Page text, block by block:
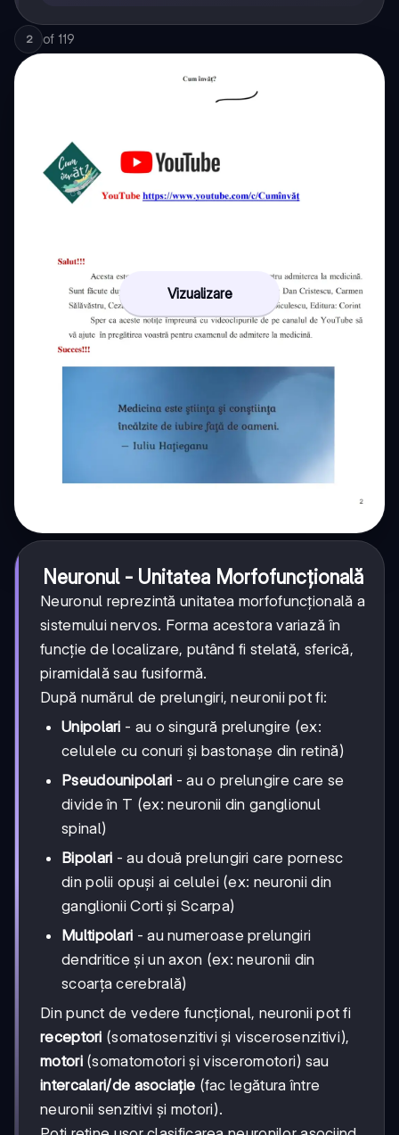
2 of 119
Vizualizare
Neuronul - Unitatea Morfofuncțională
Neuronul reprezintă unitatea morfofuncțională a
sistemului nervos. Forma acestora variază în
funcție de localizare, putând fi stelată, sferică,
piramidală sau fusiformă.
După numărul de prelungiri, neuronii pot fi:
Unipolari - au o singură prelungire (ex:
celulele cu conuri și bastonașe din retină)
Pseudounipolari - au o prelungire care se
divide în T (ex: neuronii din ganglionul
spinal)
Bipolari - au două prelungiri care pornesc
din polii opuși ai celulei (ex: neuronii din
ganglionii Corti și Scarpa)
Multipolari - au numeroase prelungiri
dendritice și un axon (ex: neuronii din
scoarța cerebrală)
Din punct de vedere funcțional, neuronii pot fi
receptori (somatosenzitivi și viscerosenzitivi),
motori(somatomotori și visceromotori) sau
intercalari/de asociație (fac legătura între
neuronii senzitivi și motori).